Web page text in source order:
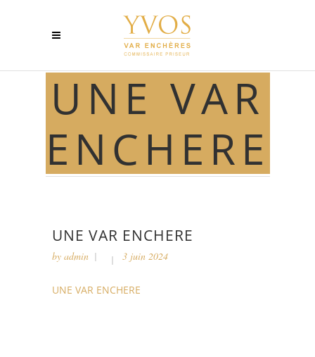
UNE VAR
ENCHERE
UNE VAR ENCHERE
by admin 3 juin 2024
UNE VAR ENCHERE